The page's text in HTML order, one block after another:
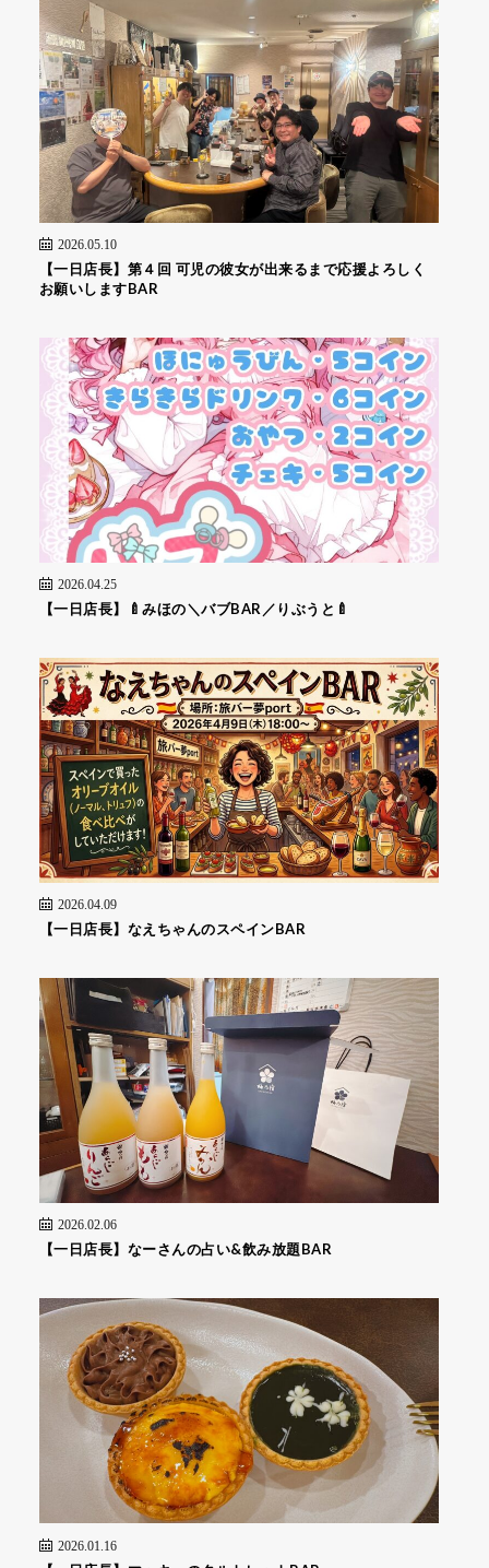
2026.05.10
【一日店長】第４回 可児の彼女が出来るまで応援よろしく
お願いしますBAR
2026.04.25
【一日店長】🍼みほの＼バブBAR／りぶうと🍼
2026.04.09
【一日店長】なえちゃんのスペインBAR
2026.02.06
【一日店長】なーさんの占い&飲み放題BAR
2026.01.16